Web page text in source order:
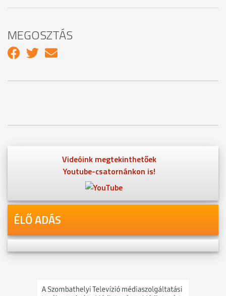
MEGOSZTÁS
Videóink megtekinthetőek
Youtube-csatornánkon is!
ÉLŐ ADÁS